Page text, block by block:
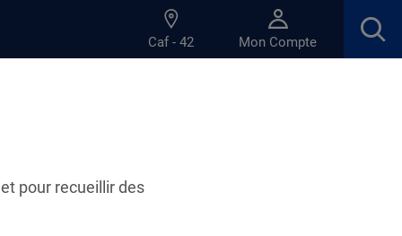
pour recueillir des
Caf - 42 Mon Compte